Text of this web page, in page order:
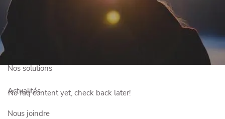
Qui sommes-nous?
Nos solutions
Actualités
Nous joindre
No faq content yet, check back later!